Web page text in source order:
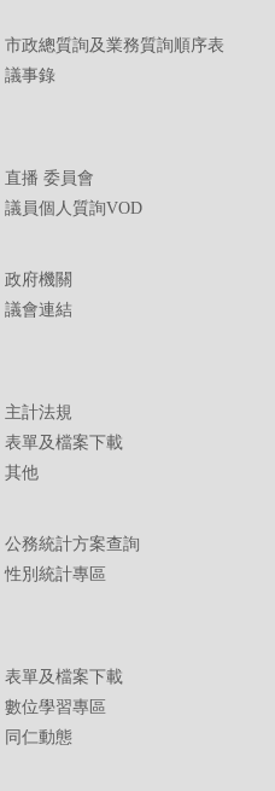
市政總質詢及業務質詢順序表
議事錄
直播 委員會
議員個人質詢VOD
政府機關
議會連結
主計法規
表單及檔案下載
其他
公務統計方案查詢
性別統計專區
表單及檔案下載
數位學習專區
同仁動態